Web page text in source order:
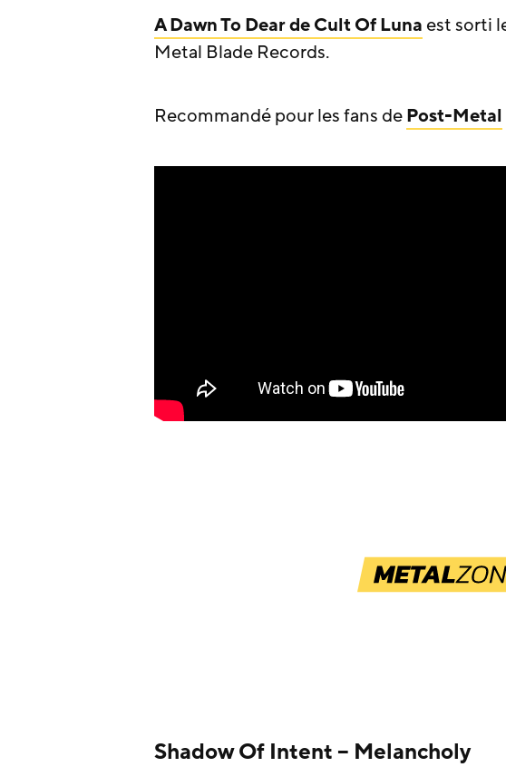
A Dawn To Dear de Cult Of Luna est sorti
Metal Blade Records.
Recommandé pour les fans dePost-Metal
Shadow Of Intent – Melancholy